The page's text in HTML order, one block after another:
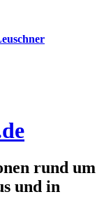
rund um
und in